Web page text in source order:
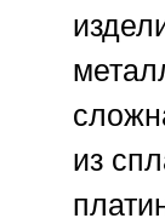
из